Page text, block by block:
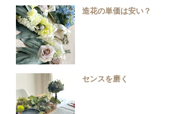
造花の単価は安い？
センスを磨く